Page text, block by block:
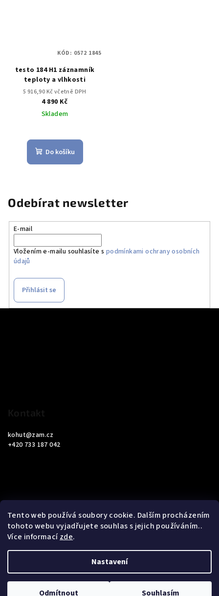
Tento web používá soubory cookie. Dalším procházením
tohoto webu vyjadřujete souhlas s jejich používáním..
Více informacízde.
Nastavení
Odmítnout Souhlasím
testo 184 H1 záznamník
teploty a vlhkosti
5 916,90 Kč včetně DPH
4 890 Kč
Skladem
Do košíku
KÓD: 0572 1845
Odebírat newsletter
E-mail
Vložením e-mailu souhlasíte s podmínkami ochrany osobních
údajů
Přihlásit se
kohut@zam.cz
+420 733 187 042
Informace pro vás
Obchodní podmínky
Upravit nastavení cookies